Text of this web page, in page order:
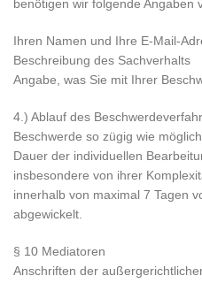
benötigen wir folgende Angaben
Ihren Namen und Ihre E-Mail-
Beschreibung des Sachverhalts
Angabe, was Sie mit Ihrer
4.) Ablauf des
Beschwerde so zügig wie
Dauer der individuellen
insbesondere von ihrer
innerhalb von maximal 7 Tagen
abgewickelt.
§ 10 Mediatoren
Anschriften der